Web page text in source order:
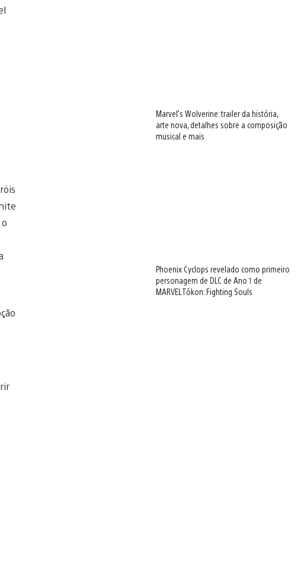
Marvel’s Wolverine: trailer da história,
arte nova, detalhes sobre a composição
musical e mais
Phoenix Cyclops revelado como primeiro
personagem de DLC de Ano 1 de
MARVEL Tōkon: Fighting Souls